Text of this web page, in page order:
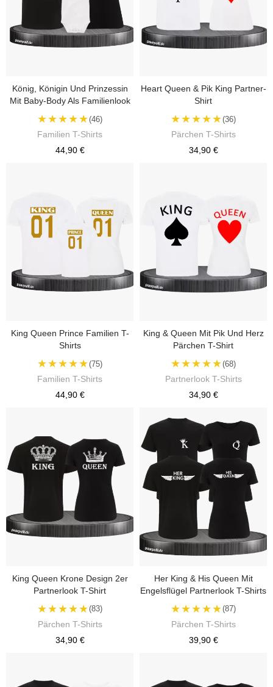
König, Königin Und Prinzessin
Mit Baby-Body Als Familienlook
★★★★★(46)
Familien T-Shirts
44,90 €
Heart Queen & Pik King Partner-
Shirt
★★★★★(36)
Pärchen T-Shirts
34,90 €
King Queen Prince Familien T-
Shirts
★★★★★(75)
Familien T-Shirts
44,90 €
King & Queen Mit Pik Und Herz
Pärchen T-Shirt
★★★★★(68)
Partnerlook T-Shirts
34,90 €
King Queen Krone Design 2er
Partnerlook T-Shirt
★★★★★(83)
Pärchen T-Shirts
34,90 €
Her King & His Queen Mit
Engelsflügel Partnerlook T-Shirts
★★★★★(87)
Pärchen T-Shirts
39,90 €